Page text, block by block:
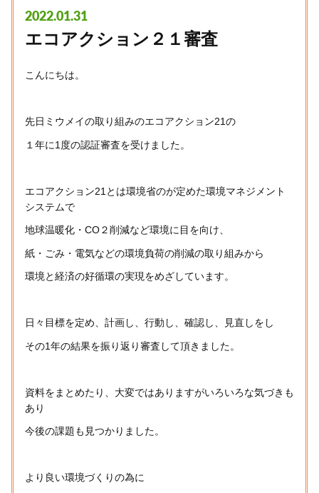
2022.01.31
エコアクション２１審査
こんにちは。
先日ミウメイの取り組みのエコアクション21の
１年に1度の認証審査を受けました。
エコアクション21とは環境省のが定めた環境マネジメント
システムで
地球温暖化・CO２削減など環境に目を向け、
紙・ごみ・電気などの環境負荷の削減の取り組みから
環境と経済の好循環の実現をめざしています。
日々目標を定め、計画し、行動し、確認し、見直しをし
その1年の結果を振り返り審査して頂きました。
資料をまとめたり、大変ではありますがいろいろな気づきも
あり
今後の課題も見つかりました。
より良い環境づくりの為に